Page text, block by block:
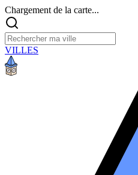
Chargement de la carte...
VILLES